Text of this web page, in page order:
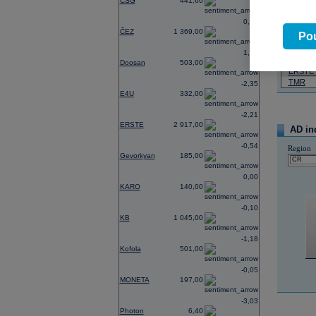
ČEZ 1 369,00
0,74
Doosan 503,00
1,21
E4U 332,00
-2,35
ERSTE 2 917,00
-2,21
Gevorkyan 185,00
-0,54
KARO 140,00
0,00
KB 1 045,00
-0,10
Kofola 501,00
-1,18
MONETA 197,00
-0,05
Photon 6,40
-3,03
Název
ČEZ
ERSTE
TMR
AD
Region